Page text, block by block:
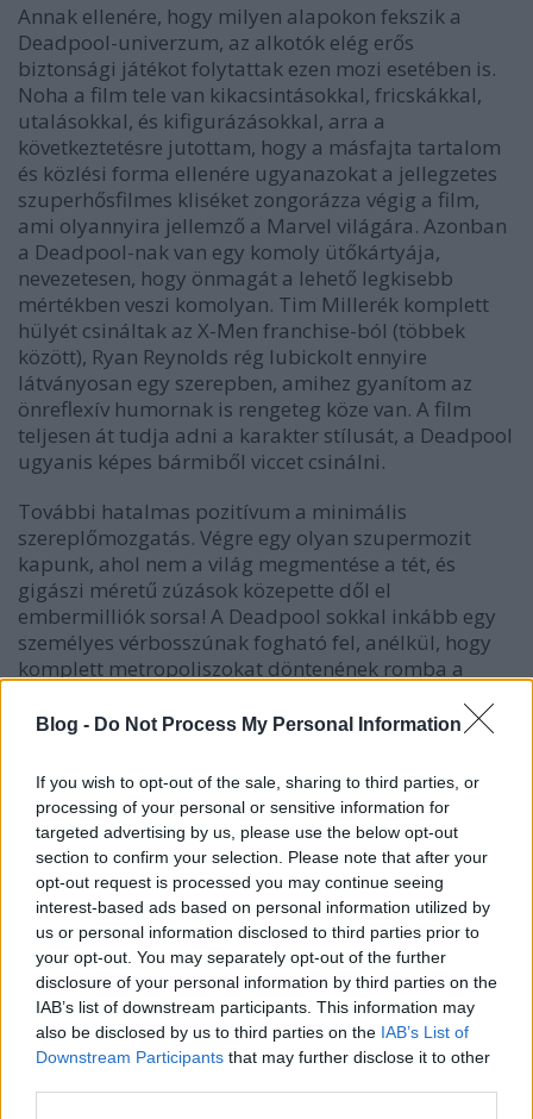
Blog - Do Not Process My Personal Information
If you wish to opt-out of the sale, sharing to third parties, or
processing of your personal or sensitive information for
targeted advertising by us, please use the below opt-out
section to confirm your selection. Please note that after your
opt-out request is processed you may continue seeing
interest-based ads based on personal information utilized by
us or personal information disclosed to third parties prior to
your opt-out. You may separately opt-out of the further
disclosure of your personal information by third parties on the
IAB’s list of downstream participants. This information may
also be disclosed by us to third parties on the IAB’s List of
Downstream Participants that may further disclose it to other
Annak ellenére, hogy milyen alapokon fekszik a
Deadpool-univerzum, az alkotók elég erős
biztonsági játékot folytattak ezen mozi esetében is.
Noha a film tele van kikacsintásokkal, fricskákkal,
utalásokkal, és kifigurázásokkal, arra a
következtetésre jutottam, hogy a másfajta tartalom
és közlési forma ellenére ugyanazokat a jellegzetes
szuperhősfilmes kliséket zongorázza végig a film,
ami olyannyira jellemző a Marvel világára. Azonban
a Deadpool-nak van egy komoly ütőkártyája,
nevezetesen, hogy önmagát a lehető legkisebb
mértékben veszi komolyan. Tim Millerék komplett
hülyét csináltak az X-Men franchise-ból (többek
között), Ryan Reynolds rég lubickolt ennyire
látványosan egy szerepben, amihez gyanítom az
önreflexív humornak is rengeteg köze van. A film
teljesen át tudja adni a karakter stílusát, a Deadpool
ugyanis képes bármiből viccet csinálni.
További hatalmas pozitívum a minimális
szereplőmozgatás. Végre egy olyan szupermozit
kapunk, ahol nem a világ megmentése a tét, és
gigászi méretű zúzások közepette dől el
embermilliók sorsa! A Deadpool sokkal inkább egy
személyes vérbosszúnak fogható fel, anélkül, hogy
komplett metropoliszokat döntenének romba a
hihetetlenül látványos, de korántsem az arcunkba
akciójelenetek nagyon jól meg vannak
koreografálva, van ütemük, és a vágások is zsigeri
profizmusról tanúskodnak. A "vonat" sajnos
mégsem zakatol végig zökkenőmentesen, akadnak
kimondottan unalmasabb periódusai is a filmnek,
ahol még a poénok sem záporoznak, és az
alaptörténet is kissé lassan indul be, pedig rögtön a
nyitójelenetben kapunk egy elképesztően látványos
képsort. Ám az ilyen filmeknél szokásos
"eredettörténet" akasztja meg leginkább a
gépezetet. Egyszerűen a történetleírásban is
ismertetett kísérletezős rész túlságosan hosszú.